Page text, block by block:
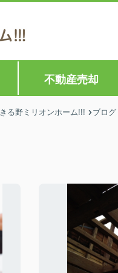
不動産売却
る野ミリオンホーム!!! ブログ